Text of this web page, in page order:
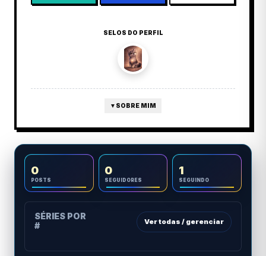
SELOS DO PERFIL
▼ SOBRE MIM
0
POSTS
0
SEGUIDORES
1
SEGUINDO
SÉRIES POR
#
Ver todas / gerenciar